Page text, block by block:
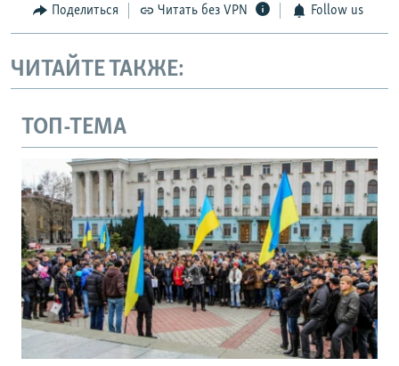
Поделиться Читать без VPN Follow us
ЧИТАЙТЕ ТАКЖЕ:
ТОП-ТЕМА